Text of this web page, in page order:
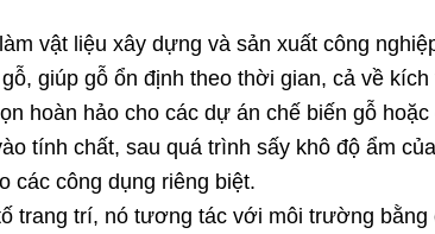
vật liệu xây dựng và sản xuất công
giúp gỗ ổn định theo thời gian, cả về
hoàn hảo cho các dự án chế biến gỗ hoặc
tính chất, sau quá trình sấy khô độ ẩm
các công dụng riêng biệt.
trang trí, nó tương tác với môi trường bằng